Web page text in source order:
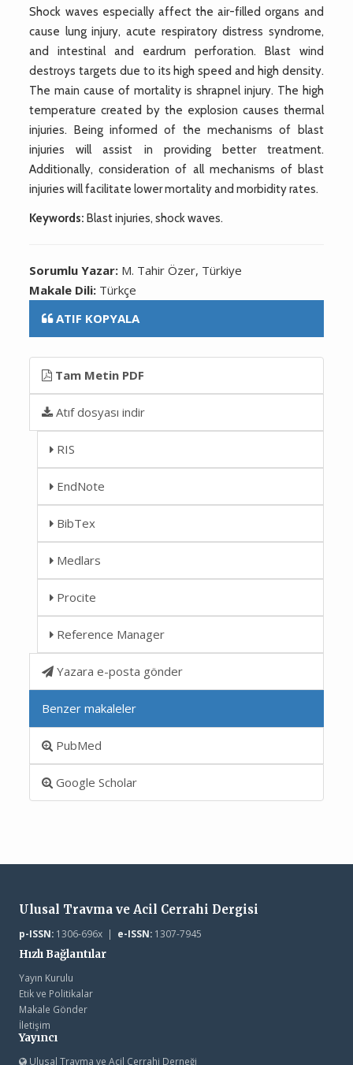
Shock waves especially affect the air-filled organs and
cause lung injury, acute respiratory distress syndrome,
and intestinal and eardrum perforation. Blast wind
destroys targets due to its high speed and high density.
The main cause of mortality is shrapnel injury. The high
temperature created by the explosion causes thermal
injuries. Being informed of the mechanisms of blast
injuries will assist in providing better treatment.
Additionally, consideration of all mechanisms of blast
injuries will facilitate lower mortality and morbidity rates.
Keywords: Blast injuries, shock waves.
Sorumlu Yazar: M. Tahir Özer, Türkiye
Makale Dili: Türkçe
ATIF KOPYALA
Tam Metin PDF
Atıf dosyası indir
RIS
EndNote
BibTex
Medlars
Procite
Reference Manager
Yazara e-posta gönder
Benzer makaleler
PubMed
Google Scholar
Ulusal Travma ve Acil Cerrahi Dergisi
p-ISSN:1306-696x | e-ISSN:1307-7945
Hızlı Bağlantılar
Yayın Kurulu
Etik ve Politikalar
Makale Gönder
İletişim
Yayıncı
Ulusal Travma ve Acil Cerrahi Derneği